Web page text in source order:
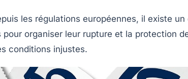
les régulations européennes, il existe un
organiser leur rupture et la protection
conditions injustes.